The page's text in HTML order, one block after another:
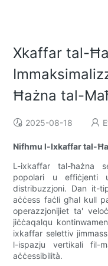
Xkaffar tal-
Ħażna tal-
2025-08-18
Nifhmu l-Ixkaffar tal-
L-ixkaffar tal-ħażna
popolari u effiċjenti
distribuzzjoni. Dan it-
aċċess faċli għal kull
operazzjonijiet ta'
jiċċaqalqu
ixkaffar selettiv
l-ispazju vertikali fil-
aċċessibilità.